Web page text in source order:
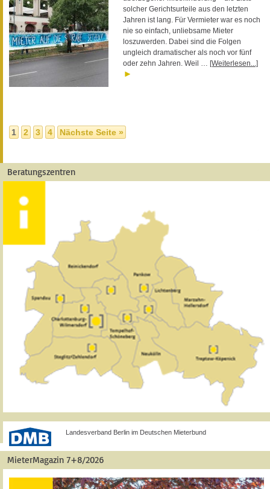
solcher Gerichtsurteile aus den letzten
Jahren ist lang. Für Vermieter war es noch
nie so einfach, unliebsame Mieter
loszuwerden. Dabei sind die Folgen
ungleich dramatischer als noch vor fünf
oder zehn Jahren. Weil … [Weiterlesen...]
1 2 3 4 Nächste Seite »
Beratungszentren
Landesverband Berlin im Deutschen Mieterbund
MieterMagazin 7+8/2026